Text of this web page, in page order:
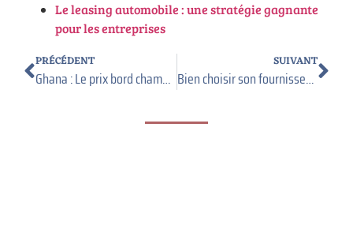
Le leasing automobile : une stratégie gagnante
pour les entreprises
PRÉCÉDENT
Ghana : Le prix bord champ du cacao grimpe de 21%, quels impacts sur la filière nationale ?
SUIVANT
Bien choisir son fournisseur de produits de nettoyage professionnels : le guide complet